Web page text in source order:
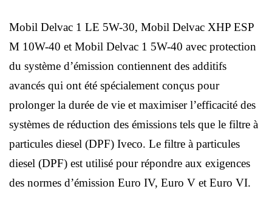
Mobil Delvac 1 LE 5W-30, Mobil Delvac XHP ESP
M 10W-40 et Mobil Delvac 1 5W-40 avec protection
du système d’émission contiennent des additifs
avancés qui ont été spécialement conçus pour
prolonger la durée de vie et maximiser l’efficacité des
systèmes de réduction des émissions tels que le filtre à
particules diesel (DPF) Iveco. Le filtre à particules
diesel (DPF) est utilisé pour répondre aux exigences
des normes d’émission Euro IV, Euro V et Euro VI.